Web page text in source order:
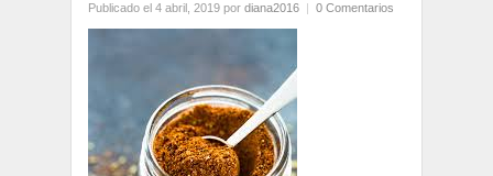
Publicado el 4 abril, 2019 por diana2016 | 0 Comentarios